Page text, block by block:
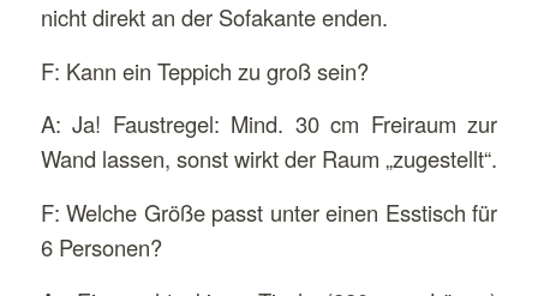
nicht direkt an der Sofakante enden.
F: Kann ein Teppich zu groß sein?
A: Ja! Faustregel: Mind. 30 cm Freiraum zur
Wand lassen, sonst wirkt der Raum „zugestellt“.
F: Welche Größe passt unter einen Esstisch für
6 Personen?